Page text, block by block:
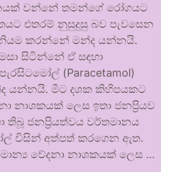
වන්නේ තමන්ගේ රෝගයට
එතරම් නුසුදුසු බව පැවසෙන
නියම කරන්නේ මන්ද යන්නයි.
සිටින්නේ ඒ සඳහා
(Paracetamol)
යන්නයි. මීට දශක කිහිපයකට
නාශකයක් ලෙස ඉතා ජනප්‍රියව
තිබූ ජනප්‍රියත්වය වර්තමානය
විසින් අත්පත් කරගෙන ඇත.
වේදනා නාශකයක් ලෙස …